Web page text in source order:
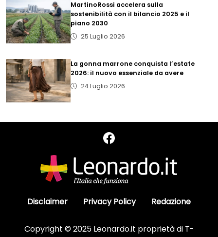
MartinoRossi accelera sulla
sostenibilità con il bilancio 2025 e il
piano 2030
25 Luglio 2026
La gonna marrone conquista l’estate
2026: il nuovo essenziale da avere
24 Luglio 2026
Disclaimer Privacy Policy Redazione
Copyright © 2025 Leonardo.it proprietà di T-